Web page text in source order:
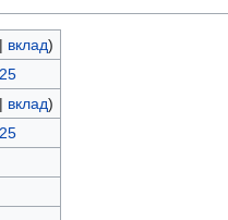
вклад)
вклад)